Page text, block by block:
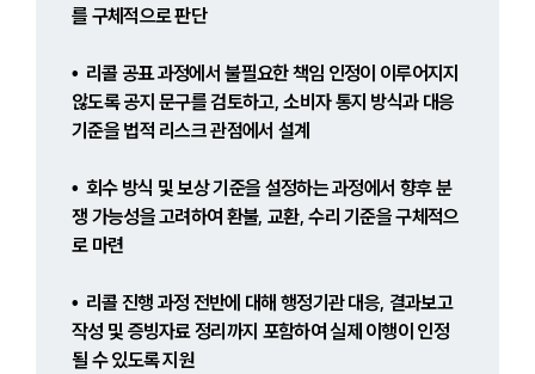
를 구체적으로 판단
•  리콜 공표 과정에서 불필요한 책임 인정이 이루어지지
않도록 공지 문구를 검토하고, 소비자 통지 방식과 대응
기준을 법적 리스크 관점에서 설계
•  회수 방식 및 보상 기준을 설정하는 과정에서 향후 분
쟁 가능성을 고려하여 환불, 교환, 수리 기준을 구체적으
로 마련
•  리콜 진행 과정 전반에 대해 행정기관 대응, 결과보고
작성 및 증빙자료 정리까지 포함하여 실제 이행이 인정
될 수 있도록 지원